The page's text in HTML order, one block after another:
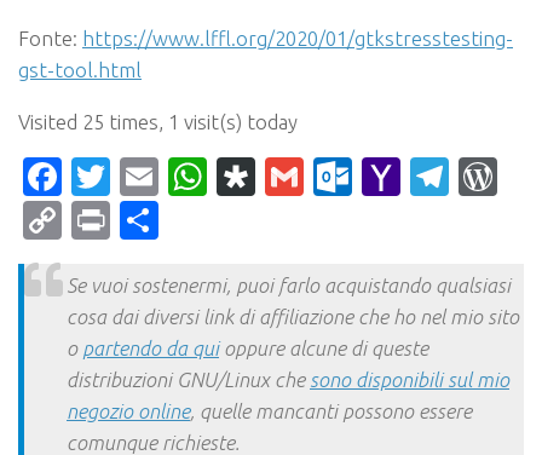
Fonte: https://www.lffl.org/2020/01/gtkstresstesting-
gst-tool.html
Visited 25 times, 1 visit(s) today
Facebook
Twitter
EmailWhatsApp
Diaspora
Gmail Yahoo
CopyPrint
Se vuoi sostenermi, puoi farlo acquistando qualsiasi
cosa dai diversi link di affiliazione che ho nel mio sito
o partendo da quioppure alcune di queste
distribuzioni GNU/Linux che sono disponibili sul mio
negozio online, quelle mancanti possono essere
comunque richieste.